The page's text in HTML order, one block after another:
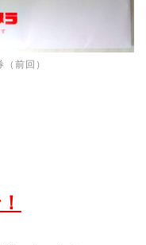
前回）